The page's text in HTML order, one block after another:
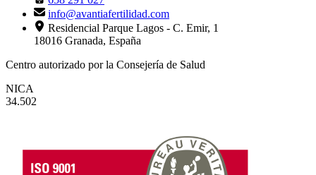
info@avantiafertilidad.com
Residencial Parque Lagos - C. Emir, 1
18016 Granada, España
Centro autorizado por la Consejería de Salud
NICA
34.502